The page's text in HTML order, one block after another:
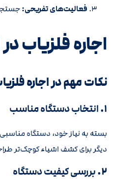
فعالیت‌های تفریحی:
اجاره فلزیاب
نکات مهم در اجاره
۱. انتخاب دستگاه مناسب
بسته به نیاز خود، دستگاه
دیگر برای کشف اشیاء کوچک‌تر
۲. بررسی کیفیت دستگاه